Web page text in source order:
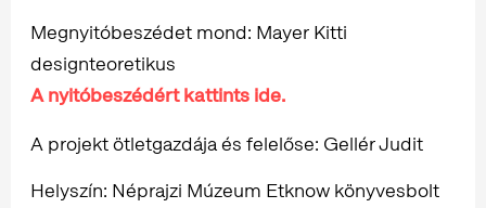
Megnyitóbeszédet mond: Mayer Kitti
designteoretikus
A nyitóbeszédért kattints ide.
A projekt ötletgazdája és felelőse: Gellér Judit
Helyszín: Néprajzi Múzeum Etknow könyvesbolt